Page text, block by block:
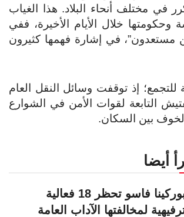
مختلف أنحاء البلاد. هذا الغياب
خلال الأيام الأخيرة، ففي
مستعدون”، في إشارة فهمها كثيرون
إذ توقفت وسائل النقل العام
التابعة لقوات الأمن في الشوارع
بين السكان.
أيضا
بوركينا فاسو تحظر 18 فعالية
لمخالفتها الآداب العامة